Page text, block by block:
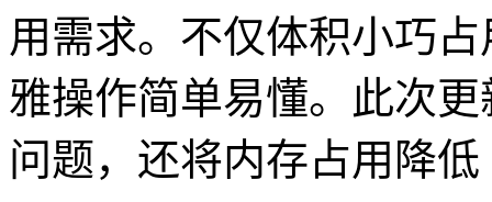
用需求。不仅体积小巧
雅操作简单易懂。此次
问题，还将内存占用降低